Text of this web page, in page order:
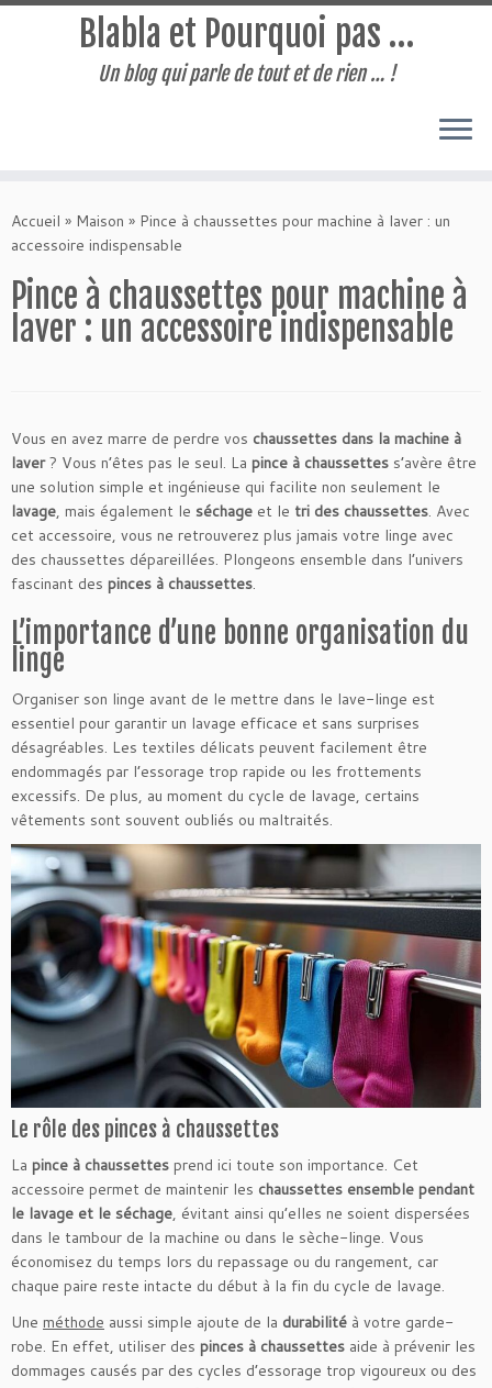
au
contenu
Blabla et Pourquoi pas …
Un blog qui parle de tout et de rien … !
Accueil » Maison » Pince à chaussettes pour machine à laver : un
accessoire indispensable
Pince à chaussettes pour machine à
laver : un accessoire indispensable
Vous en avez marre de perdre vos chaussettes dans la machine à
laver? Vous n’êtes pas le seul. La pince à chaussettes s’avère être
une solution simple et ingénieuse qui facilite non seulement le
lavage, mais également le séchage et le tri des chaussettes. Avec
cet accessoire, vous ne retrouverez plus jamais votre linge avec
des chaussettes dépareillées. Plongeons ensemble dans l’univers
fascinant des pinces à chaussettes.
L’importance d’une bonne organisation du
linge
Organiser son linge avant de le mettre dans le lave-linge est
essentiel pour garantir un lavage efficace et sans surprises
désagréables. Les textiles délicats peuvent facilement être
endommagés par l’essorage trop rapide ou les frottements
excessifs. De plus, au moment du cycle de lavage, certains
vêtements sont souvent oubliés ou maltraités.
Le rôle des pinces à chaussettes
La pince à chaussettes prend ici toute son importance. Cet
accessoire permet de maintenir les chaussettes ensemble pendant
le lavage et le séchage, évitant ainsi qu’elles ne soient dispersées
dans le tambour de la machine ou dans le sèche-linge. Vous
économisez du temps lors du repassage ou du rangement, car
chaque paire reste intacte du début à la fin du cycle de lavage.
Une méthode aussi simple ajoute de la durabilité à votre garde-
robe. En effet, utiliser des pinces à chaussettes aide à prévenir les
dommages causés par des cycles d’essorage trop vigoureux ou des